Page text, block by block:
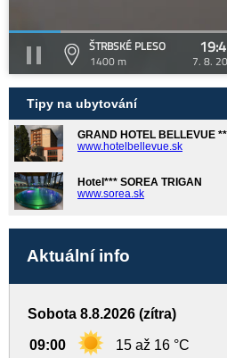
ŠTRBSKÉ PLESO
1400 m
7. 8.
Tipy na ubytování
GRAND HOTEL BELLEVUE
www.hotelbellevue.sk
Hotel*** SOREA TRIGAN
www.sorea.sk
Aktuální info
Sobota 8.8.2026 (zítra)
09:00 15 až 16 °C